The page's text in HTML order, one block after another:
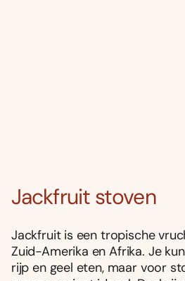
Jackfruit stoven
Jackfruit is een tropische
Zuid-Amerika en Afrika. Je
rijp en geel eten, maar voor